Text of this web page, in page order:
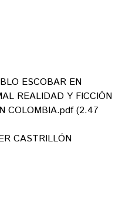
ESCOBAR EN
REALIDAD Y FICCIÓN
COLOMBIA.pdf(2.47
CASTRILLÓN